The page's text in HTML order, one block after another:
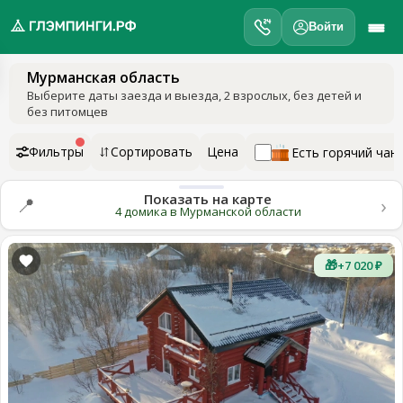
Войти
Мои
Подарочные
сертификаты
Мурманская область
Выберите даты заезда и выезда, 2 взрослых, без детей и
без питомцев
Фильтры Сортировать Цена Есть горячий чан
📍 Показать на карте
4 домика в Мурманской области ›
🎁+7 020 ₽